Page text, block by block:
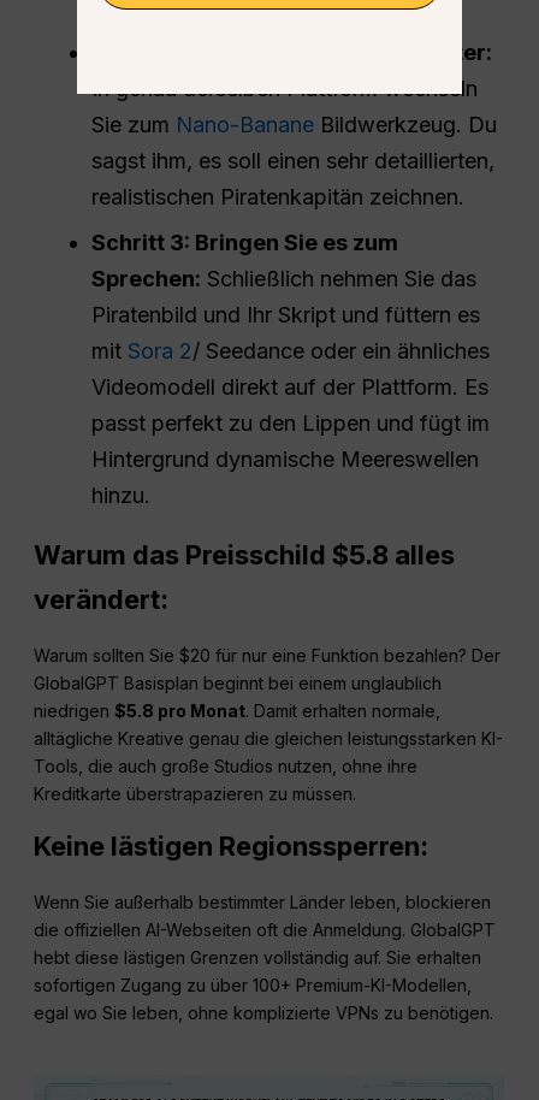
schreiben.
Schritt 2: Erstellen Sie den Charakter:
In genau derselben Plattform wechseln
Sie zum Nano-Banane Bildwerkzeug. Du
sagst ihm, es soll einen sehr detaillierten,
realistischen Piratenkapitän zeichnen.
Schritt 3: Bringen Sie es zum
Sprechen: Schließlich nehmen Sie das
Piratenbild und Ihr Skript und füttern es
mit Sora 2/ Seedance oder ein ähnliches
Videomodell direkt auf der Plattform. Es
passt perfekt zu den Lippen und fügt im
Hintergrund dynamische Meereswellen
hinzu.
Warum das Preisschild $5.8 alles
verändert:
Warum sollten Sie $20 für nur eine Funktion bezahlen? Der
GlobalGPT Basisplan beginnt bei einem unglaublich
niedrigen$5.8 pro Monat. Damit erhalten normale,
alltägliche Kreative genau die gleichen leistungsstarken KI-
Tools, die auch große Studios nutzen, ohne ihre
Kreditkarte überstrapazieren zu müssen.
Keine lästigen Regionssperren:
Wenn Sie außerhalb bestimmter Länder leben, blockieren
die offiziellen AI-Webseiten oft die Anmeldung. GlobalGPT
hebt diese lästigen Grenzen vollständig auf. Sie erhalten
sofortigen Zugang zu über 100+ Premium-KI-Modellen,
egal wo Sie leben, ohne komplizierte VPNs zu benötigen.